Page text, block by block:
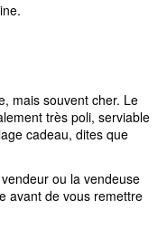
mais souvent cher. Le
très poli, serviable
cadeau, dites que
ou la vendeuse
avant de vous remettre